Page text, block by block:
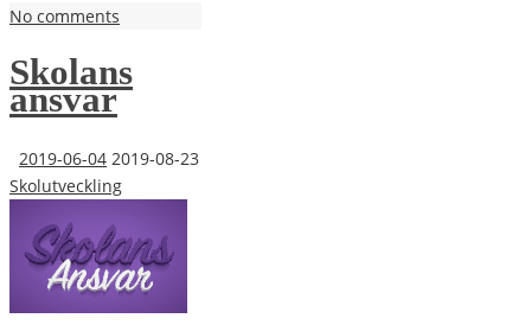
No comments
Skolans
ansvar
2019-06-04 2019-08-23
Skolutveckling